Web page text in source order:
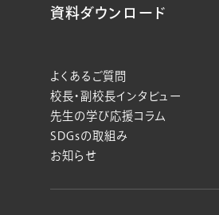
資料ダウンロード
よくあるご質問
校長・副校長インタビュー
先生の学び応援コラム
SDGsの取組み
お知らせ